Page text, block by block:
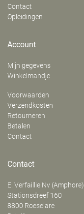
Contact
Opleidingen
Account
Mijn gegevens
Winkelmandje
Voorwaarden
Verzendkosten
Retourneren
Betalen
Contact
Contact
E. Verfaillie Nv (Amphore)
‍Stationsdreef 160
8800 Roeselare